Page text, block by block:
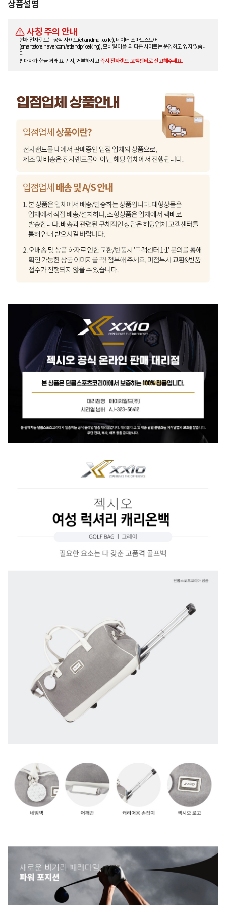
상품설명
사칭 주의 안내
현재 전자랜드는 공식 사이트(etlandmall.co.kr), 네이버 스마트스토어
(smartstore.naver.com/etlandpriceking), 모바일 어플 외 다른 사이트는 운영하고 있지 않습니
다.
판매자가 현금 거래 요구 시, 거부하시고즉시 전자랜드 고객센터로 신고해주세요.